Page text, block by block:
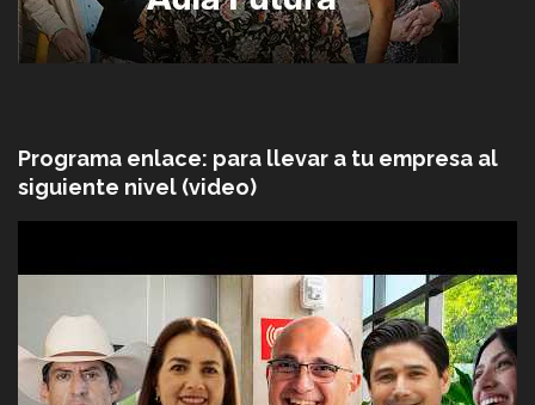
Programa enlace: para llevar a tu empresa al
siguiente nivel (video)